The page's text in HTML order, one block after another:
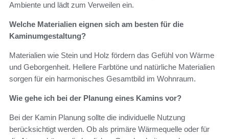
Ambiente und lädt zum Verweilen ein.
Welche Materialien eignen sich am besten für die
Kaminumgestaltung?
Materialien wie Stein und Holz fördern das Gefühl von Wärme
und Geborgenheit. Hellere Farbtöne und natürliche Materialien
sorgen für ein harmonisches Gesamtbild im Wohnraum.
Wie gehe ich bei der Planung eines Kamins vor?
Bei der Kamin Planung sollte die individuelle Nutzung
berücksichtigt werden. Ob als primäre Wärmequelle oder für